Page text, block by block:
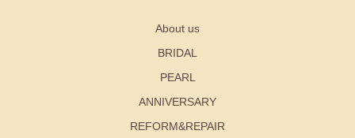
About us
BRIDAL
PEARL
ANNIVERSARY
REFORM&REPAIR